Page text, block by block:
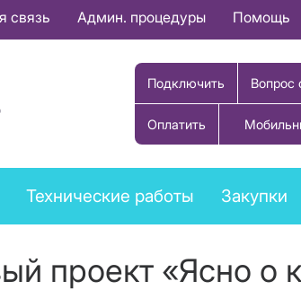
связь Админ. процедуры Помощь
Подключить Вопрос
Оплатить
Технические работы Закупки
проект «Ясно о